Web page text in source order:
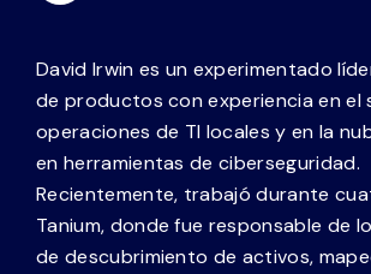
Español
Solicitar una
David Irwin es un experimentado
de productos con experiencia en el
operaciones de TI locales y en la
en herramientas de ciberseguridad.
Recientemente, trabajó durante
Tanium, donde fue responsable de
de descubrimiento de activos,